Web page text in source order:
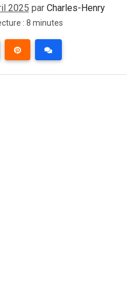
2025 par Charles-Henry
: 8 minutes